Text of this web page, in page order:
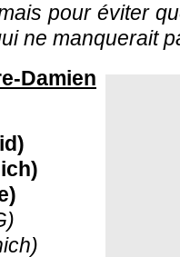
pour éviter
ne manquerait
Damien
)